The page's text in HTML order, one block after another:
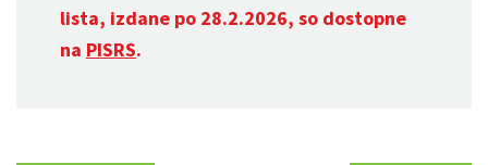
lista, izdane po 28.2.2026, so dostopne
na PISRS.